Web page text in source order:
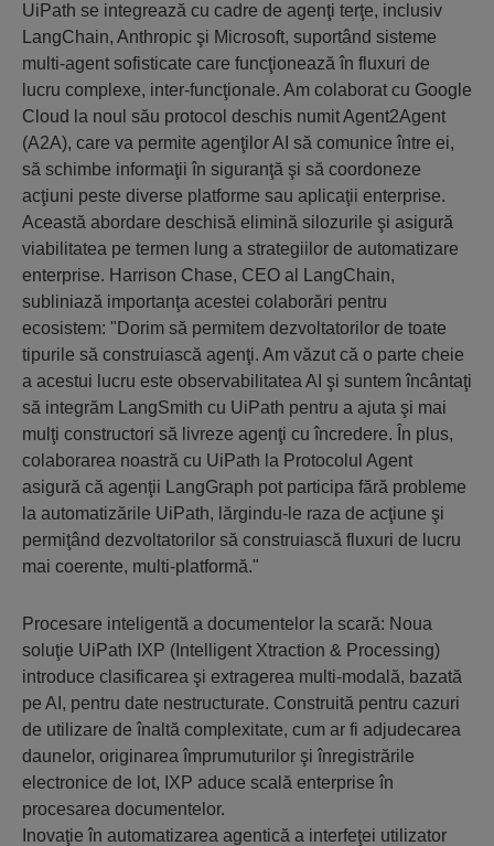
UiPath se integrează cu cadre de agenţi terţe, inclusiv
LangChain, Anthropic şi Microsoft, suportând sisteme
multi-agent sofisticate care funcţionează în fluxuri de
lucru complexe, inter-funcţionale. Am colaborat cu Google
Cloud la noul său protocol deschis numit Agent2Agent
(A2A), care va permite agenţilor AI să comunice între ei,
să schimbe informaţii în siguranţă şi să coordoneze
acţiuni peste diverse platforme sau aplicaţii enterprise.
Această abordare deschisă elimină silozurile şi asigură
viabilitatea pe termen lung a strategiilor de automatizare
enterprise. Harrison Chase, CEO al LangChain,
subliniază importanţa acestei colaborări pentru
ecosistem: "Dorim să permitem dezvoltatorilor de toate
tipurile să construiască agenţi. Am văzut că o parte cheie
a acestui lucru este observabilitatea AI şi suntem încântaţi
să integrăm LangSmith cu UiPath pentru a ajuta şi mai
mulţi constructori să livreze agenţi cu încredere. În plus,
colaborarea noastră cu UiPath la Protocolul Agent
asigură că agenţii LangGraph pot participa fără probleme
la automatizările UiPath, lărgindu-le raza de acţiune şi
permiţând dezvoltatorilor să construiască fluxuri de lucru
mai coerente, multi-platformă."
Procesare inteligentă a documentelor la scară: Noua
soluţie UiPath IXP (Intelligent Xtraction & Processing)
introduce clasificarea şi extragerea multi-modală, bazată
pe AI, pentru date nestructurate. Construită pentru cazuri
de utilizare de înaltă complexitate, cum ar fi adjudecarea
daunelor, originarea împrumuturilor şi înregistrările
electronice de lot, IXP aduce scală enterprise în
procesarea documentelor.
Inovaţie în automatizarea agentică a interfeţei utilizator